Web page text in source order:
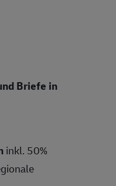
Briefe in
inkl. 50%